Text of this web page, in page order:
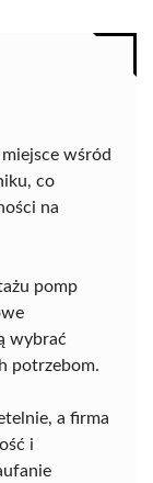
wśród
co
na
pomp
wybrać
potrzebom.
a firma
i